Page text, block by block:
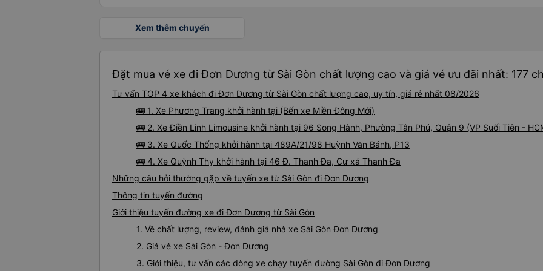
Xem thêm chuyến
Đặt mua vé xe đi Đơn Dương từ Sài Gòn chất lượng cao và giá vé ưu đãi nhất: 177
Tư vấn TOP 4 xe khách đi Đơn Dương từ Sài Gòn chất lượng cao, uy tín, giá rẻ nhất 08/2026
🚌 1. Xe Phương Trang khởi hành tại (Bến xe Miền Đông Mới)
🚌 2. Xe Điền Linh Limousine khởi hành tại 96 Song Hành, Phường Tân Phú, Quận 9 (VP Suối Tiên -
🚌 3. Xe Quốc Thống khởi hành tại 489A/21/98 Huỳnh Văn Bánh, P13
🚌 4. Xe Quỳnh Thy khởi hành tại 46 Đ. Thanh Đa, Cư xá Thanh Đa
Những câu hỏi thường gặp về tuyến xe từ Sài Gòn đi Đơn Dương
Thông tin tuyến đường
Giới thiệu tuyến đường xe đi Đơn Dương từ Sài Gòn
1. Về chất lượng, review, đánh giá nhà xe Sài Gòn Đơn Dương
2. Giá vé xe Sài Gòn - Đơn Dương
3. Giới thiệu, tư vấn các dòng xe chạy tuyến đường Sài Gòn đi Đơn Dương